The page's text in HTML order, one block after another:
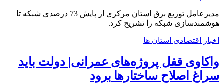
مدیرعامل توزیع برق استان مرکزی از پایش 73 درصدی شبکه تا
هوشمندسازی شبکه را تشریح کرد.
اخبار اقتصادی استان ها
واکاوی قفل پروژه‌های عمرانی| دولت باید
سراغ اصلاح ساختارها برود